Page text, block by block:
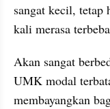
sangat kecil, tetap
kali merasa
Akan sangat
UMK modal
membayangkan